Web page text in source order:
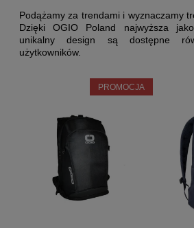
Podążamy za trendami i wyznaczamy
Dzięki OGIO Poland najwyższa
unikalny design są dostępne
użytkowników.
PROMOCJA